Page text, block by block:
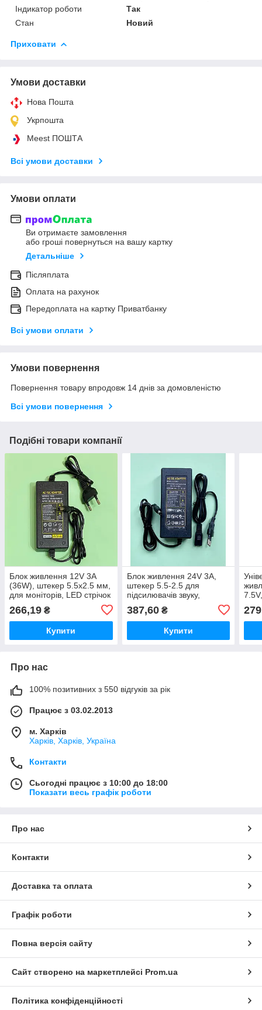
Індикатор роботи
Так
Стан
Новий
Приховати
Умови доставки
Нова Пошта
Укрпошта
Meest ПОШТА
Всі умови доставки
Умови оплати
Ви отримаєте замовлення
або гроші повернуться на вашу картку
Детальніше
Післяплата
Оплата на рахунок
Передоплата на картку Приватбанку
Всі умови оплати
Умови повернення
Повернення товару впродовж 14 днів за домовленістю
Всі умови повернення
Подібні товари компанії
Блок живлення 12V 3A
(36W), штекер 5.5x2.5 мм,
для моніторів, LED стрічок
відеоспостереження
266,19 ₴
Купити
Блок живлення 24V 3А,
штекер 5.5-2.5 для
підсилювачів звуку,
зволожувачів повітря
387,60₴
Купити
Про нас
100% позитивних з 550 відгуків за рік
Працює з 03.02.2013
м. Харків
Харків, Харків, Україна
Контакти
Сьогодні працює з 10:00 до 18:00
Показати весь графік роботи
Про нас
Контакти
Доставка та оплата
Графік роботи
Повна версія сайту
Сайт створено на маркетплейсі Prom.ua
Політика конфіденційності